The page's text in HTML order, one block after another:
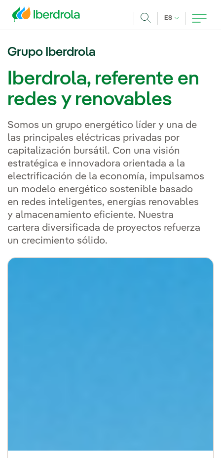
ES IDIOMA
Grupo Iberdrola
Iberdrola, referente en
redes y renovables
Somos un grupo energético líder y una de
las principales eléctricas privadas por
capitalización bursátil. Con una visión
estratégica e innovadora orientada a la
electrificación de la economía, impulsamos
un modelo energético sostenible basado
en redes inteligentes, energías renovables
y almacenamiento eficiente. Nuestra
cartera diversificada de proyectos refuerza
un crecimiento sólido.